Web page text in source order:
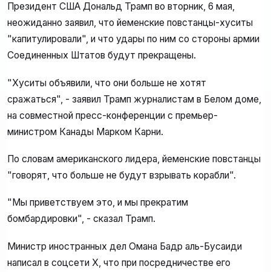
Президент США Дональд Трамп во вторник, 6 мая,
неожиданно заявил, что йеменские повстанцы-хуситы
"капитулировали", и что удары по ним со стороны армии
Соединенных Штатов будут прекращены.
"Хуситы объявили, что они больше не хотят
сражаться", - заявил Трамп журналистам в Белом доме,
на совместной пресс-конференции с премьер-
министром Канады Марком Карни.
По словам американского лидера, йеменские повстанцы
"говорят, что больше не будут взрывать корабли".
"Мы приветствуем это, и мы прекратим
бомбардировки", - сказал Трамп.
Министр иностранных дел Омана Бадр аль-Бусаиди
написал в соцсети X, что при посредничестве его